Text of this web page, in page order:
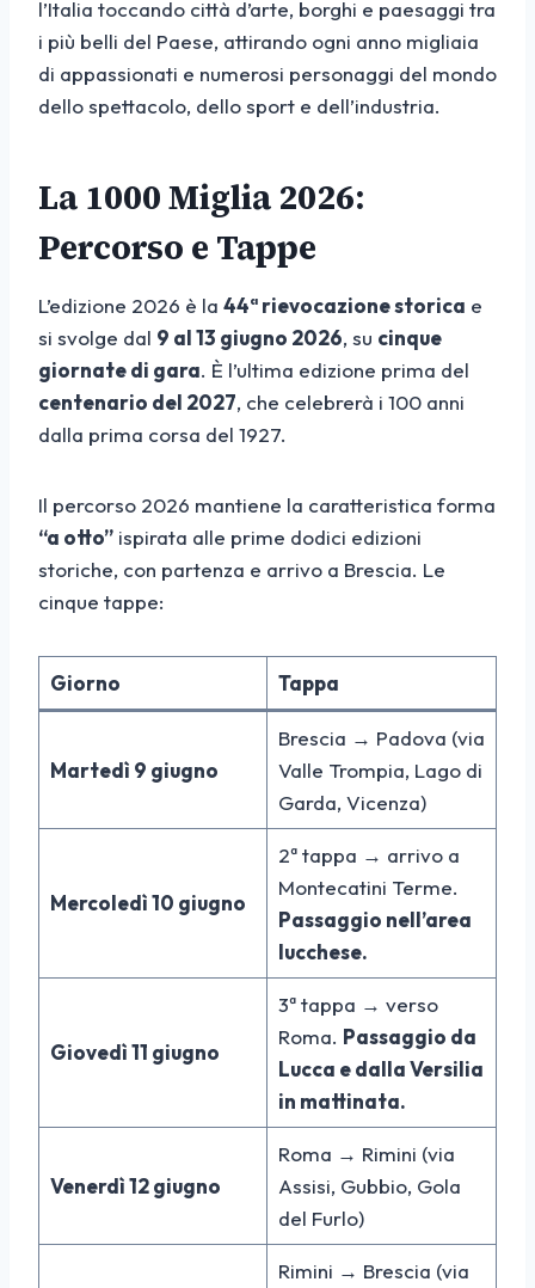
l’Italia toccando città d’arte, borghi e paesaggi tra
i più belli del Paese, attirando ogni anno migliaia
di appassionati e numerosi personaggi del mondo
dello spettacolo, dello sport e dell’industria.
La 1000 Miglia 2026:
Percorso e Tappe
L’edizione 2026 è la 44ª rievocazione storica e
si svolge dal 9 al 13 giugno 2026, su cinque
giornate di gara. È l’ultima edizione prima del
centenario del 2027, che celebrerà i 100 anni
dalla prima corsa del 1927.
Il percorso 2026 mantiene la caratteristica forma
“a otto” ispirata alle prime dodici edizioni
storiche, con partenza e arrivo a Brescia. Le
cinque tappe:
Giorno Tappa
Martedì 9 giugno
Brescia → Padova (via
Valle Trompia, Lago di
Garda, Vicenza)
Mercoledì 10 giugno
2ª tappa → arrivo a
Montecatini Terme.
Passaggio nell’area
lucchese.
Giovedì 11 giugno
3ª tappa → verso
Roma. Passaggio da
Lucca e dalla Versilia
in mattinata.
Venerdì 12 giugno
Roma → Rimini (via
Assisi, Gubbio, Gola
del Furlo)
Rimini → Brescia (via